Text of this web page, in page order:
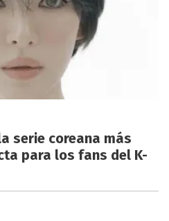
serie coreana más
para los fans del K-